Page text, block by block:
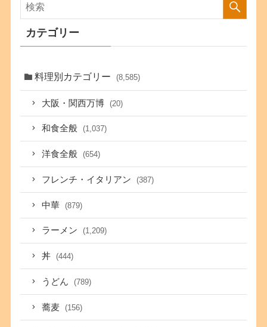
カテゴリー
料理別カテゴリー (8,585)
大阪・関西万博 (20)
和食全般 (1,037)
洋食全般 (654)
フレンチ・イタリアン (387)
中華 (879)
ラーメン (1,209)
丼 (444)
うどん (789)
蕎麦 (156)